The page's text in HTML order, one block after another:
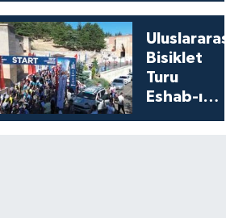
Uluslararası
Bisiklet
Turu
Eshab-ı